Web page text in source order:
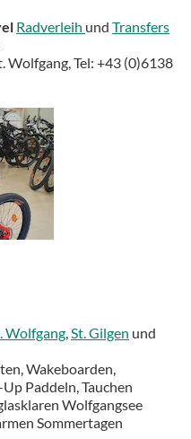
Radverleih und Transfers
Tel: +43 (0)6138
Wolfgang,St. Gilgen und
Wakeboarden,
Paddeln, Tauchen
Wolfgangsee
Sommertagen